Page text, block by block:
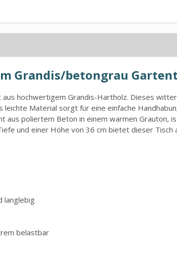
Grandis/betongrau
hochwertigem Grandis-Hartholz. Dieses
leichte Material sorgt für eine einfache
aus poliertem Beton in einem warmen
und einer Höhe von 36 cm bietet dieser
langlebig
belastbar